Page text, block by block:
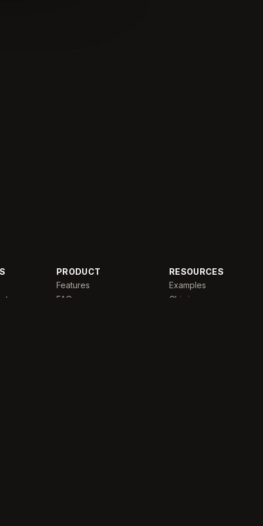
PRODUCT
Features
FAQ
RESOURCES
Examples
Chi siamo